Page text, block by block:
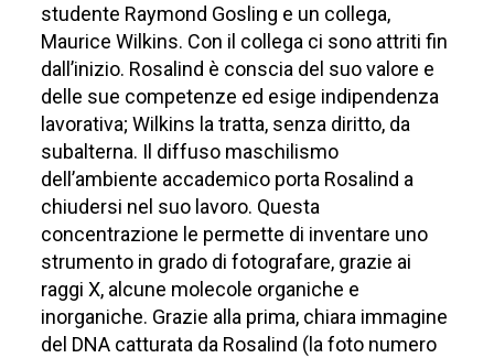
studente Raymond Gosling e un collega,
Maurice Wilkins. Con il collega ci sono attriti fin
dall’inizio. Rosalind è conscia del suo valore e
delle sue competenze ed esige indipendenza
lavorativa; Wilkins la tratta, senza diritto, da
subalterna. Il diffuso maschilismo
dell’ambiente accademico porta Rosalind a
chiudersi nel suo lavoro. Questa
concentrazione le permette di inventare uno
strumento in grado di fotografare, grazie ai
raggi X, alcune molecole organiche e
inorganiche. Grazie alla prima, chiara immagine
del DNA catturata da Rosalind (la foto numero